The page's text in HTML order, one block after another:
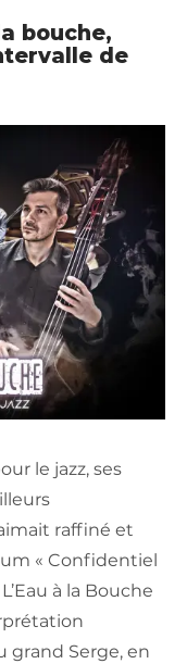
bouche,
de
le jazz, ses
raffiné et
« Confidentiel
à la Bouche
grand Serge, en